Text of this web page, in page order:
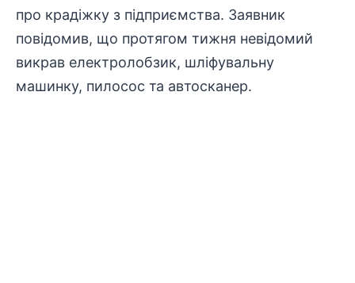
про крадіжку з підприємства. Заявник
повідомив, що протягом тижня невідомий
викрав електролобзик, шліфувальну
машинку, пилосос та автосканер.